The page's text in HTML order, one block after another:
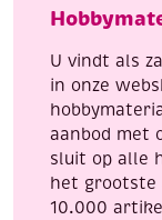
U vindt als
in onze
aanbod met
sluit op alle
het grootste
10.000